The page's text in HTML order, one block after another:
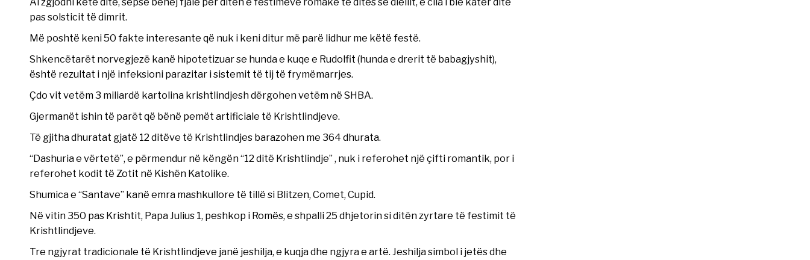
pas solsticit të dimrit.
Më poshtë keni 50 fakte interesante që nuk i keni ditur më parë lidhur me këtë festë.
Shkencëtarët norvegjezë kanë hipotetizuar se hunda e kuqe e Rudolfit (hunda e drerit të babagjyshit),
është rezultat i një infeksioni parazitar i sistemit të tij të frymëmarrjes.
Çdo vit vetëm 3 miliardë kartolina krishtlindjesh dërgohen vetëm në SHBA.
Gjermanët ishin të parët që bënë pemët artificiale të Krishtlindjeve.
Të gjitha dhuratat gjatë 12 ditëve të Krishtlindjes barazohen me 364 dhurata.
“Dashuria e vërtetë”, e përmendur në këngën “12 ditë Krishtlindje” , nuk i referohet një çifti romantik, por i
referohet kodit të Zotit në Kishën Katolike.
Shumica e “Santave” kanë emra mashkullore të tillë si Blitzen, Comet, Cupid.
Në vitin 350 pas Krishtit, Papa Julius 1, peshkop i Romës, e shpalli 25 dhjetorin si ditën zyrtare të festimit të
Krishtlindjeve.
Tre ngjyrat tradicionale të Krishtlindjeve janë jeshilja, e kuqja dhe ngjyra e artë. Jeshilja simbol i jetës dhe